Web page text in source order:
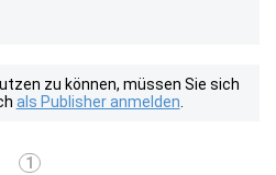
zu können, müssen Sie sich
als Publisher anmelden
1